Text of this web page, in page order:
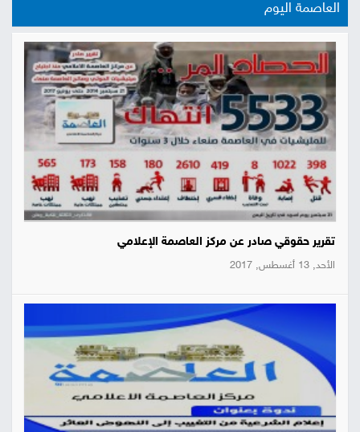
العاصمة اليوم
تقرير حقوقي صادر عن مركز العاصمة الإعلامي
الأحد, 13 أغسطس, 2017